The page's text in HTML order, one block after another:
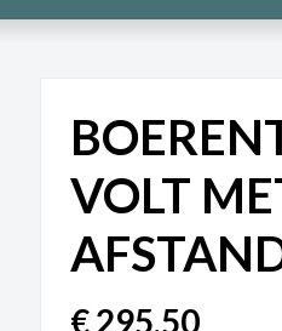
VOLT
€295,50